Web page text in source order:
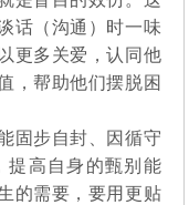
话（沟通）时一味
更多关爱，认同他
，帮助他们摆脱困
固步自封、因循守
提高自身的甄别能
的需要，要用更贴